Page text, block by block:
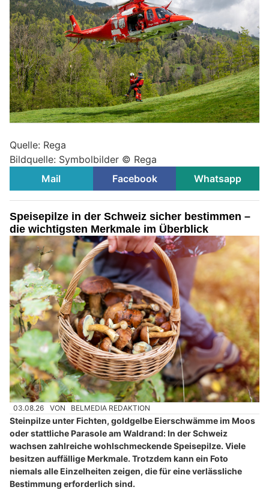
Quelle: Rega
Bildquelle: Symbolbilder © Rega
Mail
Facebook Whatsapp
Speisepilze in der Schweiz sicher bestimmen –
die wichtigsten Merkmale im Überblick
03.08.26 VON BELMEDIA REDAKTION
Steinpilze unter Fichten, goldgelbe Eierschwämme im Moos
oder stattliche Parasole am Waldrand: In der Schweiz
wachsen zahlreiche wohlschmeckende Speisepilze. Viele
besitzen auffällige Merkmale. Trotzdem kann ein Foto
niemals alle Einzelheiten zeigen, die für eine verlässliche
Bestimmung erforderlich sind.